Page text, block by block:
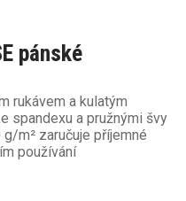
pánské
rukávem a kulatým
spandexu a pružnými švy
m² zaručuje příjemné
používání